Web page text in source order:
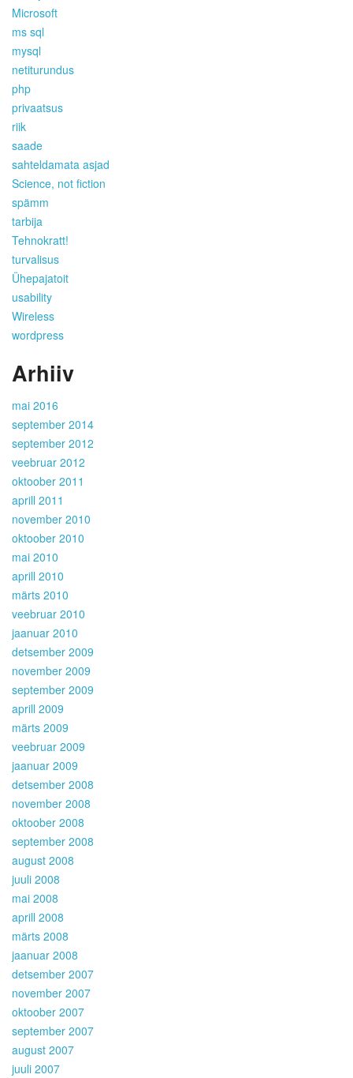
Microsoft
ms sql
mysql
netiturundus
php
privaatsus
riik
saade
sahteldamata asjad
Science, not fiction
spämm
tarbija
Tehnokratt!
turvalisus
Ühepajatoit
usability
Wireless
wordpress
Arhiiv
mai 2016
september 2014
september 2012
veebruar 2012
oktoober 2011
aprill 2011
november 2010
oktoober 2010
mai 2010
aprill 2010
märts 2010
veebruar 2010
jaanuar 2010
detsember 2009
november 2009
september 2009
aprill 2009
märts 2009
veebruar 2009
jaanuar 2009
detsember 2008
november 2008
oktoober 2008
september 2008
august 2008
juuli 2008
mai 2008
aprill 2008
märts 2008
jaanuar 2008
detsember 2007
november 2007
oktoober 2007
september 2007
august 2007
juuli 2007